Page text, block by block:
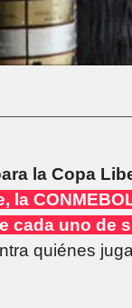
la Copa
la
cada uno de
quiénes